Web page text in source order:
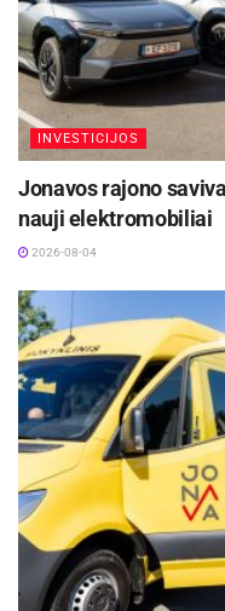
INVESTICIJOS
Jonavos rajono
nauji elektromobiliai
2026-08-04